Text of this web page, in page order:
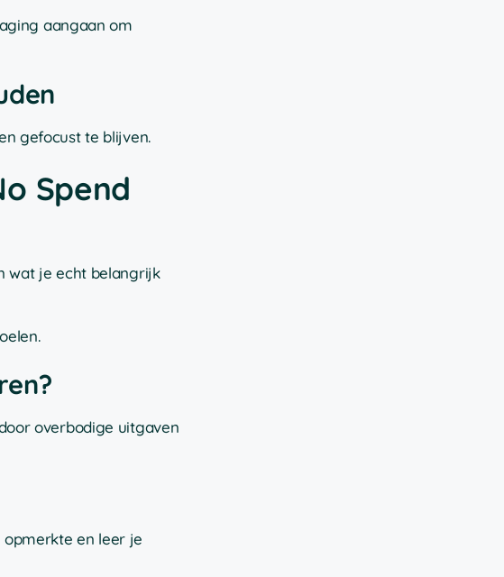
aangaan om
gefocust te blijven.
Spend
wat je echt belangrijk
overbodige uitgaven
en leer je